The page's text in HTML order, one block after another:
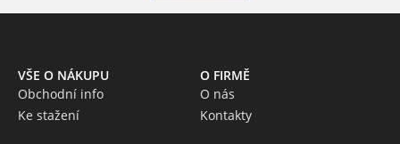
VŠE O NÁKUPU
Obchodní info
Ke stažení
O FIRMĚ
O nás
Kontakty